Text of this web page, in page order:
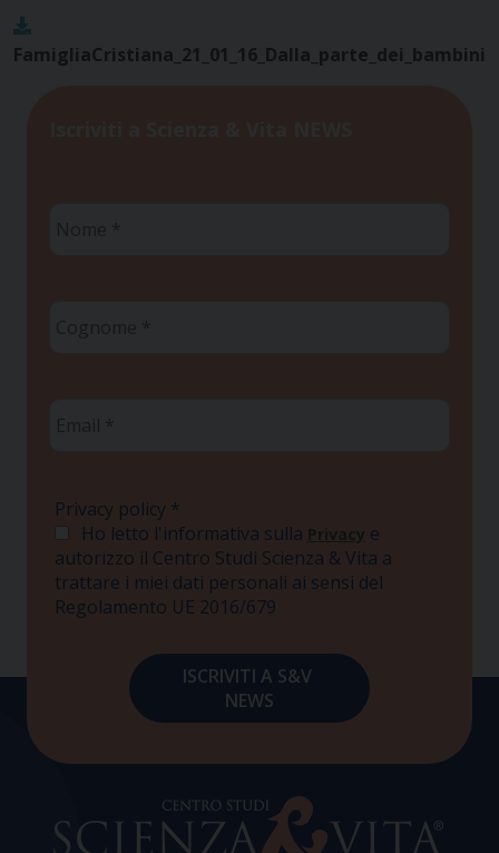
FamigliaCristiana_21_01_16_Dalla_parte_dei_bambini
Privacy policy *
Ho letto l'informativa sulla Privacy e
autorizzo il Centro Studi Scienza & Vita a
trattare i miei dati personali ai sensi del
Regolamento UE 2016/679